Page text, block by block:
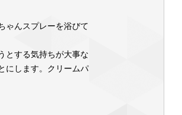
ゃんスプレーを浴びて
とする気持ちが大事な
にします。クリームパ